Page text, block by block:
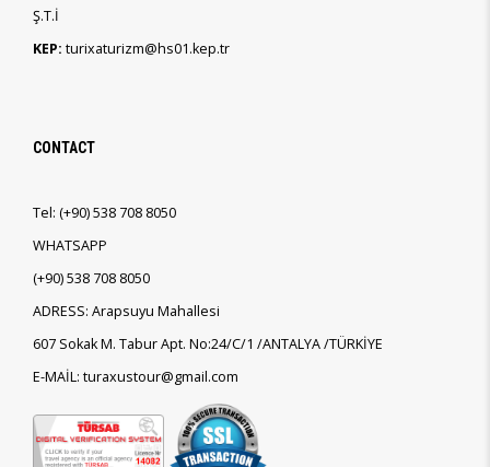
Ş.T.İ
KEP: turixaturizm@hs01.kep.tr
CONTACT
Tel: (+90)538 708 8050
WHATSAPP
(+90)538 708 8050
ADRESS: Arapsuyu Mahallesi
607 Sokak M. Tabur Apt. No:24/C/1 /ANTALYA /TÜRKİYE
E-MAİL: turaxustour@gmail.com